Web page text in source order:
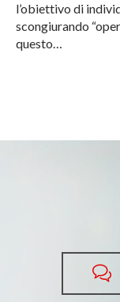
l’obiettivo di
scongiurando
questo…
